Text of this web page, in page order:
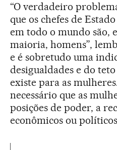
“O verdadeiro
que os chefes de
em todo o mundo são,
maioria, homens”,
e é sobretudo uma
desigualdades e do
existe para as
necessário que as
posições de poder, a
econômicos ou